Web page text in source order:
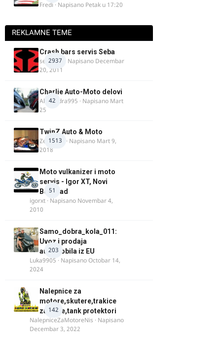
Fredi · Napisano Petak u 17:20
REKLAMNE TEME
2937
Crash bars servis Seba
seba011 · Napisano Decembar
20, 2011
42
Charlie Auto-Moto delovi
Alexandra995 · Napisano Mart
25
1513
TwinZ Auto & Moto
Zeljkamp · Napisano Mart 9,
2018
51
Moto vulkanizer i moto
servis - Igor XT, Novi
Beograd
igorxt · Napisano Novembar 4,
2010
203
Samo_dobra_kola_011:
Uvoz i prodaja
automobila iz EU
Luka9905 · NapisanoOctobar 14,
2024
142
Nalepnice za
motore,skutere,trakice
za felne,tank protektori
NalepniceZaMotoreNis · Napisano
Decembar 3, 2022